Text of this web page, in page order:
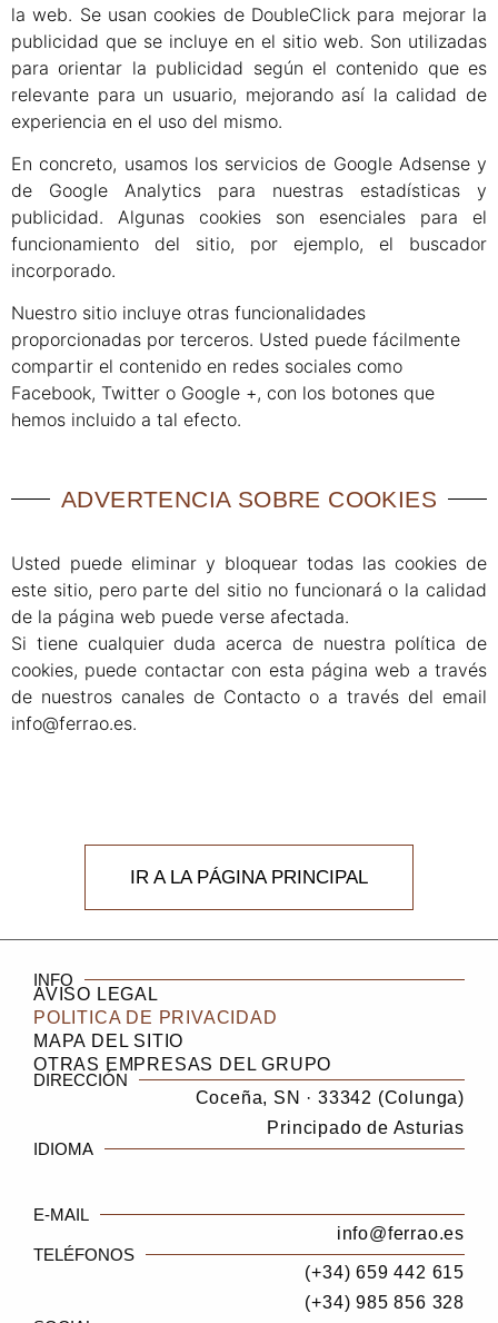
la web. Se usan cookies de DoubleClick para mejorar la
publicidad que se incluye en el sitio web. Son utilizadas
para orientar la publicidad según el contenido que es
relevante para un usuario, mejorando así la calidad de
experiencia en el uso del mismo.
En concreto, usamos los servicios de Google Adsense y
de Google Analytics para nuestras estadísticas y
publicidad. Algunas cookies son esenciales para el
funcionamiento del sitio, por ejemplo, el buscador
incorporado.
Nuestro sitio incluye otras funcionalidades
proporcionadas por terceros. Usted puede fácilmente
compartir el contenido en redes sociales como
Facebook, Twitter o Google +, con los botones que
hemos incluido a tal efecto.
ADVERTENCIA SOBRE COOKIES
Usted puede eliminar y bloquear todas las cookies de
este sitio, pero parte del sitio no funcionará o la calidad
de la página web puede verse afectada.
Si tiene cualquier duda acerca de nuestra política de
cookies, puede contactar con esta página web a través
de nuestros canales de Contacto o a través del email
info@ferrao.es.
IR A LA PÁGINA PRINCIPAL
INFO
AVISO LEGAL
POLITICA DE PRIVACIDAD
MAPA DEL SITIO
OTRAS EMPRESAS DEL GRUPO
DIRECCIÓN
Coceña, SN · 33342 (Colunga)
Principado de Asturias
IDIOMA
E-MAIL
info@ferrao.es
TELÉFONOS
(+34) 659 442 615
(+34) 985 856 328